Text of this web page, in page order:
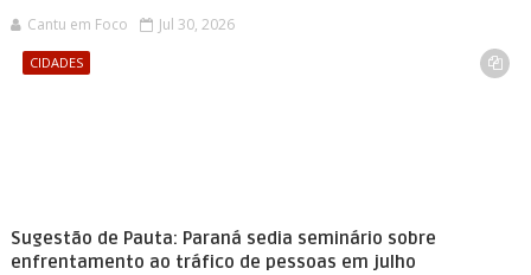
Cantu em Foco Jul 30, 2026
CIDADES
Sugestão de Pauta: Paraná sedia seminário sobre
enfrentamento ao tráfico de pessoas em julho